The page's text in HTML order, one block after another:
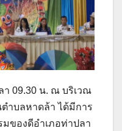
า 09.30 น. ณ บริเวณ
ำบลหาดล้า ได้มีการ
มของดีอำเภอท่าปลา